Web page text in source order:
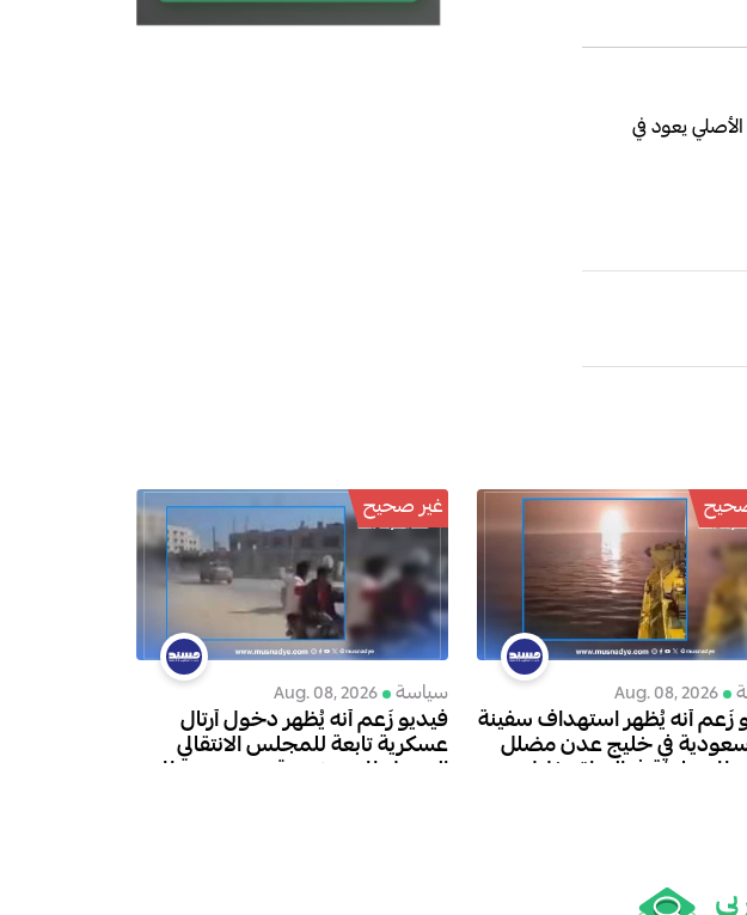
يعود في
Aug. 08, 2026
زُعم أنه يُظهر استهداف سفينة
في خليج عدن مضلل
إلى حادثة في العراق خلال
غير صحيح
سياسة Aug. 08, 2026
فيديو زُعم أنه يُظهر دخول أرتال
عسكرية تابعة للمجلس الانتقالي
المنحل إلى سيئون قديم ويعود إلى